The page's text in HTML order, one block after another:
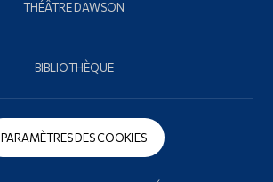
THÉÂTRE DAWSON
BIBLIOTHÈQUE
PARAMÈTRES DES COOKIES